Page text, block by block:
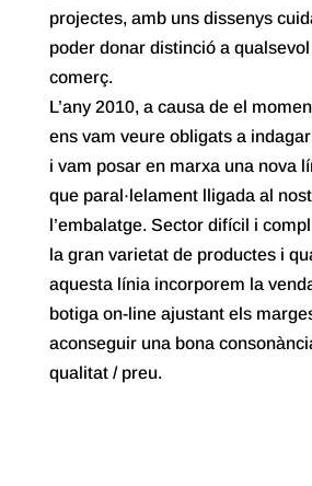
projectes, amb uns dissenys
poder donar distinció a
comerç.
L’any 2010, a causa de el
ens vam veure obligats a
i vam posar en marxa una nova
que paral·lelament lligada al
l’embalatge. Sector difícil i
la gran varietat de productes i
aquesta línia incorporem la
botiga on-line ajustant els
aconseguir una bona
qualitat / preu.